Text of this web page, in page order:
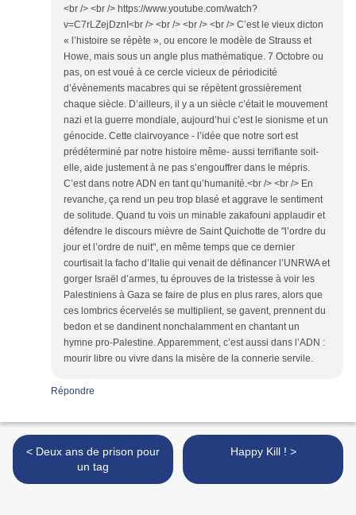
<br /> <br /> https://www.youtube.com/watch?
v=C7rLZejDznI<br /> <br /> <br /> <br /> C’est le vieux dicton
« l’histoire se répète », ou encore le modèle de Strauss et
Howe, mais sous un angle plus mathématique. 7 Octobre ou
pas, on est voué à ce cercle vicieux de périodicité
d’évènements macabres qui se répètent grossièrement
chaque siècle. D’ailleurs, il y a un siècle c’était le mouvement
nazi et la guerre mondiale, aujourd’hui c’est le sionisme et un
génocide. Cette clairvoyance - l’idée que notre sort est
prédéterminé par notre histoire même- aussi terrifiante soit-
elle, aide justement à ne pas s’engouffrer dans le mépris.
C’est dans notre ADN en tant qu’humanité.<br /> <br /> En
revanche, ça rend un peu trop blasé et aggrave le sentiment
de solitude. Quand tu vois un minable zakafouni applaudir et
défendre le discours mièvre de Saint Quichotte de "l’ordre du
jour et l’ordre de nuit", en même temps que ce dernier
courtisait la facho d’Italie qui venait de définancer l’UNRWA et
gorger Israël d’armes, tu éprouves de la tristesse à voir les
Palestiniens à Gaza se faire de plus en plus rares, alors que
ces lombrics écervelés se multiplient, se gavent, prennent du
bedon et se dandinent nonchalamment en chantant un
hymne pro-Palestine. Apparemment, c’est aussi dans l’ADN :
mourir libre ou vivre dans la misère de la connerie servile.
Répondre
< Deux ans de prison pour
un tag
Happy Kill ! >